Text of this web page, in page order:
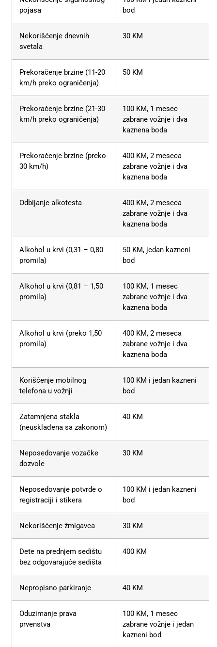
pojasa
bod
Nekorišćenje dnevnih
svetala
30 KM
Prekoračenje brzine (11-20
km/h preko ograničenja)
50 KM
Prekoračenje brzine (21-30
km/h preko ograničenja)
100 KM, 1 mesec
zabrane vožnje i dva
kaznena boda
Prekoračenje brzine (preko
30 km/h)
400 KM, 2 meseca
zabrane vožnje i dva
kaznena boda
Odbijanje alkotesta
400 KM, 2 meseca
zabrane vožnje i dva
kaznena boda
Alkohol u krvi (0,31 – 0,80
promila)
50 KM, jedan kazneni
bod
Alkohol u krvi (0,81 – 1,50
promila)
100 KM, 1 mesec
zabrane vožnje i dva
kaznena boda
Alkohol u krvi (preko 1,50
promila)
400 KM, 2 meseca
zabrane vožnje i dva
kaznena boda
Korišćenje mobilnog
telefona u vožnji
100 KM i jedan kazneni
bod
Zatamnjena stakla
(neusklađena sa zakonom)
40 KM
Neposedovanje vozačke
dozvole
30 KM
Neposedovanje potvrde o
registraciji i stikera
100 KM i jedan kazneni
bod
Nekorišćenje žmigavca 30 KM
Dete na prednjem sedištu
bez odgovarajuće sedišta
400 KM
Nepropisno parkiranje 40 KM
Oduzimanje prava
prvenstva
100 KM, 1 mesec
zabrane vožnje i jedan
kazneni bod